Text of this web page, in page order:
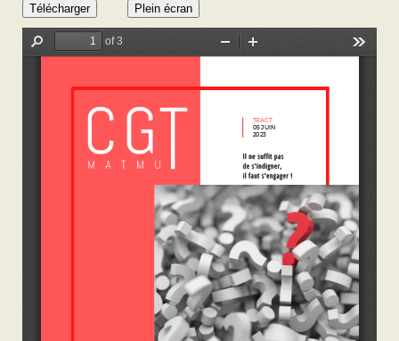
Télécharger Plein écran